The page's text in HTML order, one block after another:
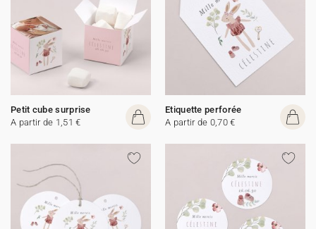
Petit cube surprise
A partir de 1,51 €
Etiquette perforée
A partir de 0,70 €